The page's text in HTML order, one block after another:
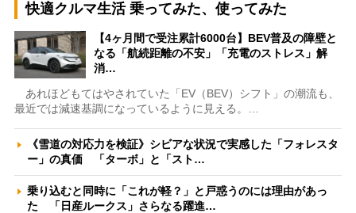
快適クルマ生活 乗ってみた、使ってみた
【4ヶ月間で受注累計6000台】BEV普及の障壁と
なる「航続距離の不安」「充電のストレス」解
消…
あれほどもてはやされていた「EV（BEV）シフト」の潮流も、
最近では減速基調になっているように見える。…
《雪道の対応力を検証》シビアな状況で実感した「フォレスタ
ー」の真価 「ターボ」と「スト…
乗り込むと同時に「これが軽？」と戸惑うのには理由があっ
た 「日産ルークス」さらなる躍進…